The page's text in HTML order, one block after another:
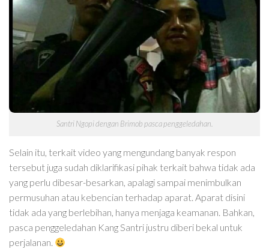
Santri Ngopi dengan Brimob pasca penggeledahan.
Selain itu, terkait video yang mengundang banyak respon
tersebut juga sudah diklarifikasi pihak terkait bahwa tidak ada
yang perlu dibesar-besarkan, apalagi sampai menimbulkan
permusuhan atau kebencian terhadap aparat. Aparat disini
tidak ada yang berlebihan, hanya menjaga keamanan. Bahkan,
pasca penggeledahan Kang Santri justru diberi bekal untuk
perjalanan.